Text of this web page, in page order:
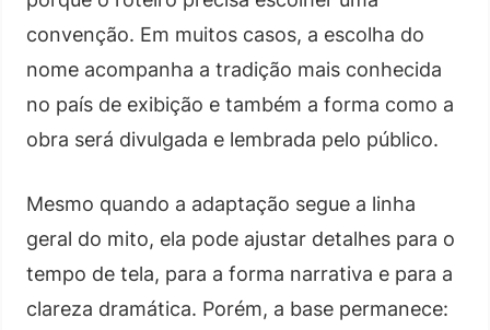
convenção. Em muitos casos, a escolha do
nome acompanha a tradição mais conhecida
no país de exibição e também a forma como a
obra será divulgada e lembrada pelo público.
Mesmo quando a adaptação segue a linha
geral do mito, ela pode ajustar detalhes para o
tempo de tela, para a forma narrativa e para a
clareza dramática. Porém, a base permanece: